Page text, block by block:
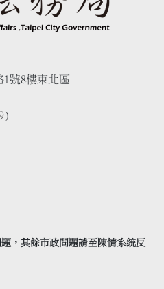
1號8樓東北區
)
，其餘市政問題請至陳情系統反